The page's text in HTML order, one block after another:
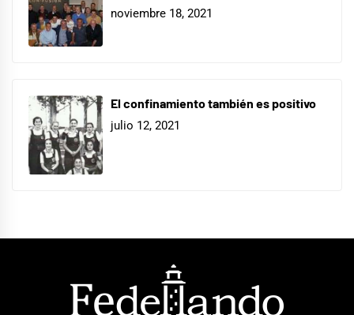
noviembre 18, 2021
El confinamiento también es positivo
julio 12, 2021